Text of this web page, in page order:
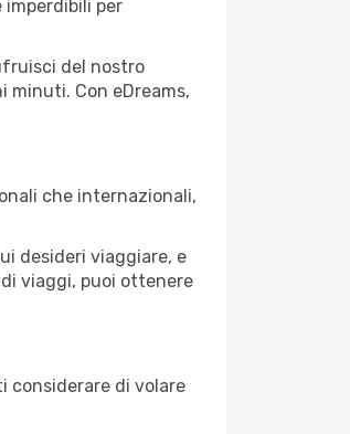
imperdibili per
del nostro
Con eDreams,
che internazionali,
desideri viaggiare, e
viaggi, puoi ottenere
considerare di volare